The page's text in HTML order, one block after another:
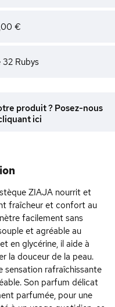
€
32 Rubys
produit ? Posez-nous
ici
ZIAJA nourrit et
fraîcheur et confort au
facilement sans
et agréable au
en glycérine, il aide à
la douceur de la peau.
sensation rafraîchissante
Son parfum délicat
parfumée, pour une